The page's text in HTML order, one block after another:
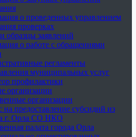
о проведенных управлением
проверках
образцы заявлений
о работе с обращениями
регламенты
муниципальных услуг
профилактики
организации
организации
на предоставление субсидий из
г. Орла СО НКО
палата города Орла